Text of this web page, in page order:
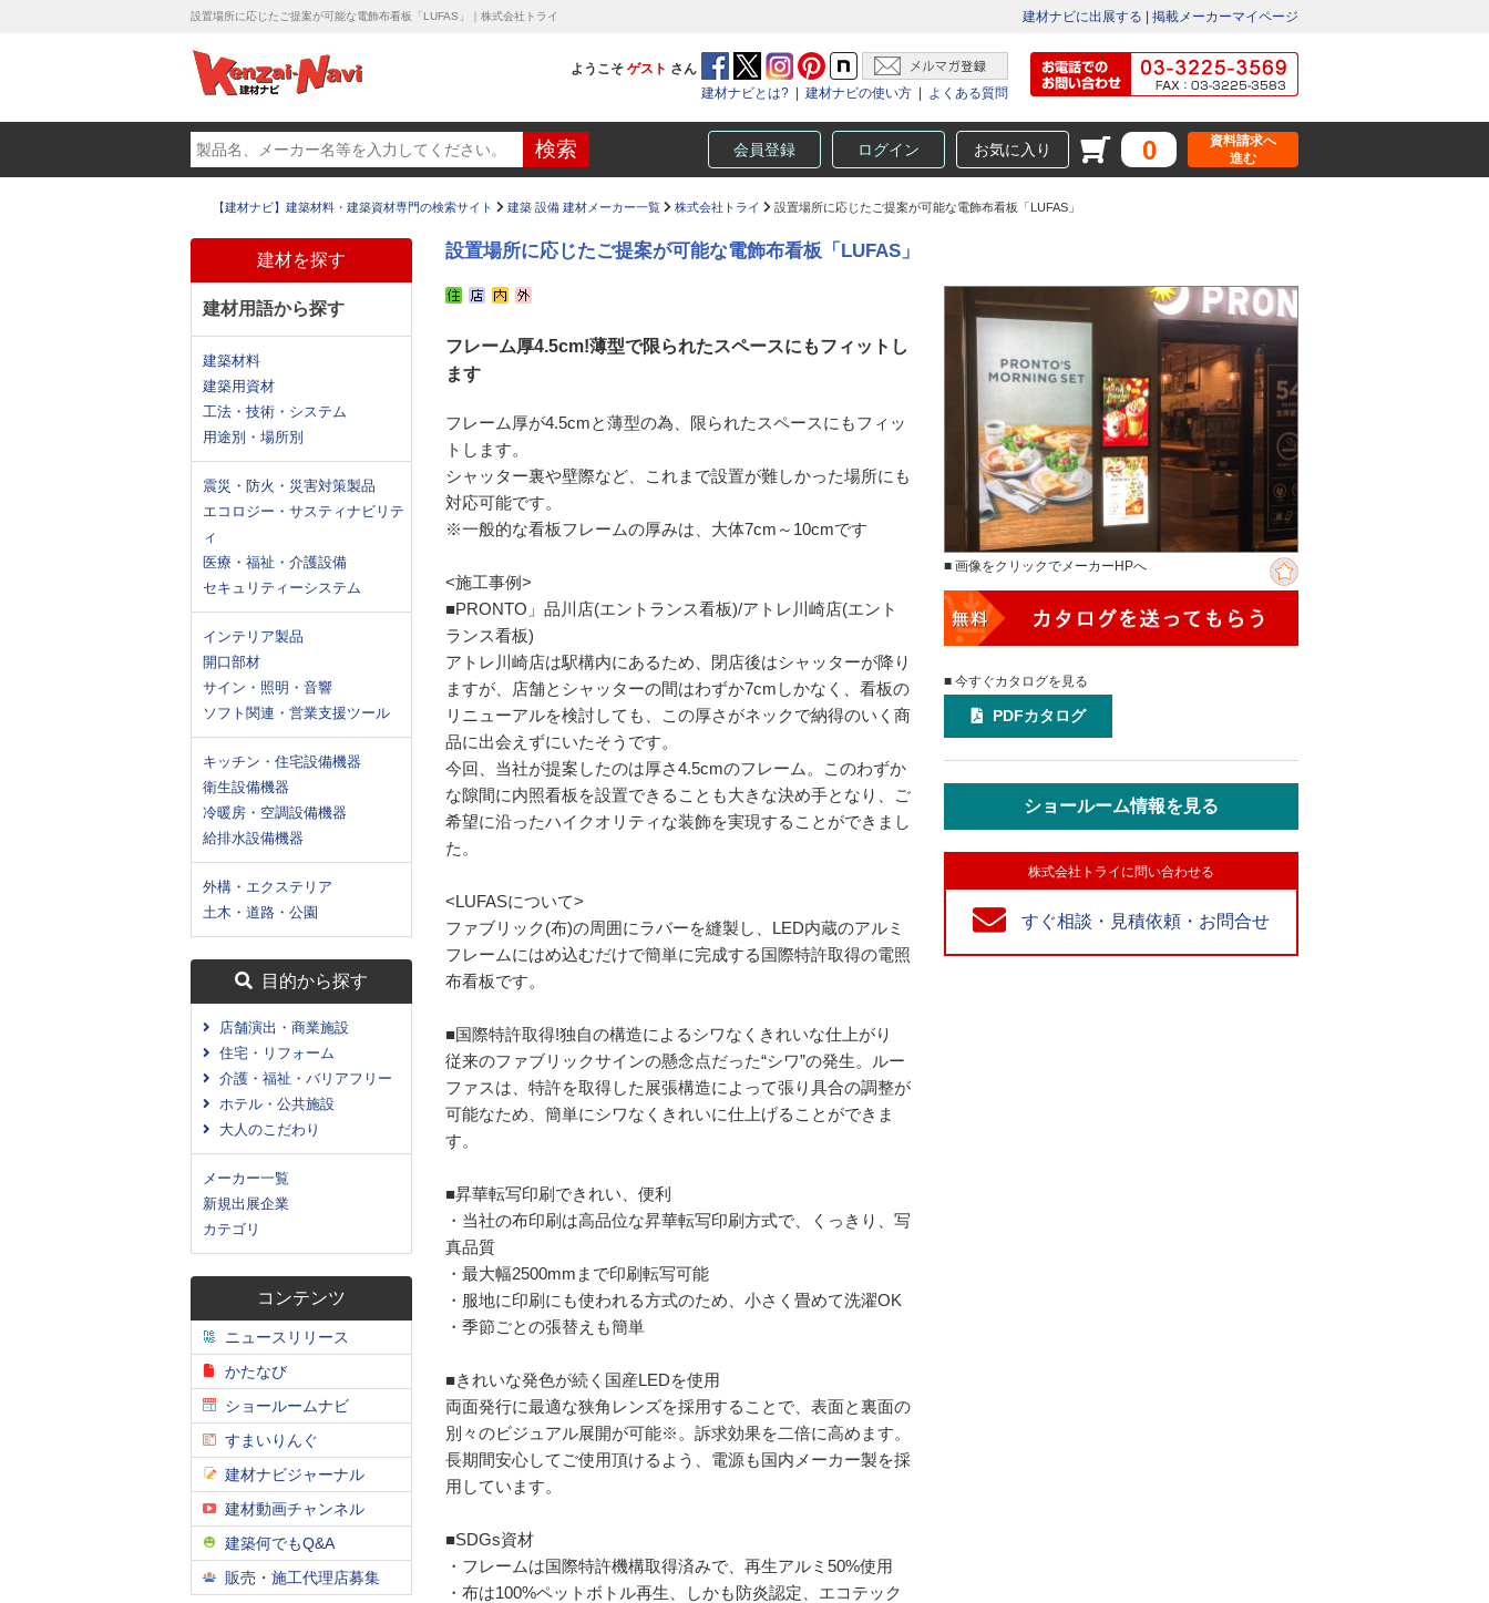
設置場所に応じたご提案が可能な電飾布看板「LUFAS」｜株式会社トライ 建材ナビに出展する 掲載メーカーマイページ
ようこそ ゲスト さん
建材ナビとは?
建材ナビの使い方 よくある質問
会員登録 ログイン お気に入り 0
資料請求へ
進む
【建材ナビ】建築材料・建築資材専門の検索サイト 建築 設備 建材メーカー一覧 株式会社トライ 設置場所に応じたご提案が可能な電飾布看板「LUFAS」
建材を探す
建材用語から探す
建築材料
建築用資材
工法・技術・システム
用途別・場所別
震災・防火・災害対策製品
エコロジー・サスティナビリテ
ィ
医療・福祉・介護設備
セキュリティーシステム
インテリア製品
開口部材
サイン・照明・音響
ソフト関連・営業支援ツール
キッチン・住宅設備機器
衛生設備機器
冷暖房・空調設備機器
給排水設備機器
外構・エクステリア
土木・道路・公園
目的から探す
店舗演出・商業施設
住宅・リフォーム
介護・福祉・バリアフリー
ホテル・公共施設
大人のこだわり
メーカー一覧
新規出展企業
カテゴリ
コンテンツ
ニュースリリース
かたなび
ショールームナビ
すまいりんぐ
建材ナビジャーナル
建材動画チャンネル
建築何でもQ&A
販売・施工代理店募集
設置場所に応じたご提案が可能な電飾布看板「LUFAS」
フレーム厚4.5cm!薄型で限られたスペースにもフィットし
ます
フレーム厚が4.5cmと薄型の為、限られたスペースにもフィッ
トします。
シャッター裏や壁際など、これまで設置が難しかった場所にも
対応可能です。
※一般的な看板フレームの厚みは、大体7cm～10cmです
<施工事例>
■PRONTO」品川店(エントランス看板)/アトレ川崎店(エント
ランス看板)
アトレ川崎店は駅構内にあるため、閉店後はシャッターが降り
ますが、店舗とシャッターの間はわずか7cmしかなく、看板の
リニューアルを検討しても、この厚さがネックで納得のいく商
品に出会えずにいたそうです。
今回、当社が提案したのは厚さ4.5cmのフレーム。このわずか
な隙間に内照看板を設置できることも大きな決め手となり、ご
希望に沿ったハイクオリティな装飾を実現することができまし
た。
<LUFASについて>
ファブリック(布)の周囲にラバーを縫製し、LED内蔵のアルミ
フレームにはめ込むだけで簡単に完成する国際特許取得の電照
布看板です。
■国際特許取得!独自の構造によるシワなくきれいな仕上がり
従来のファブリックサインの懸念点だった“シワ”の発生。ルー
ファスは、特許を取得した展張構造によって張り具合の調整が
可能なため、簡単にシワなくきれいに仕上げることができま
す。
■昇華転写印刷できれい、便利
・当社の布印刷は高品位な昇華転写印刷方式で、くっきり、写
真品質
・最大幅2500mmまで印刷転写可能
・服地に印刷にも使われる方式のため、小さく畳めて洗濯OK
・季節ごとの張替えも簡単
■きれいな発色が続く国産LEDを使用
両面発行に最適な狭角レンズを採用することで、表面と裏面の
別々のビジュアル展開が可能※。訴求効果を二倍に高めます。
長期間安心してご使用頂けるよう、電源も国内メーカー製を採
用しています。
■SDGs資材
・フレームは国際特許機構取得済みで、再生アルミ50%使用
・布は100%ペットボトル再生、しかも防炎認定、エコテック
■ 画像をクリックでメーカーHPへ
■ 今すぐカタログを見る
PDFカタログ
ショールーム情報を見る
株式会社トライに問い合わせる
すぐ相談・見積依頼・お問合せ